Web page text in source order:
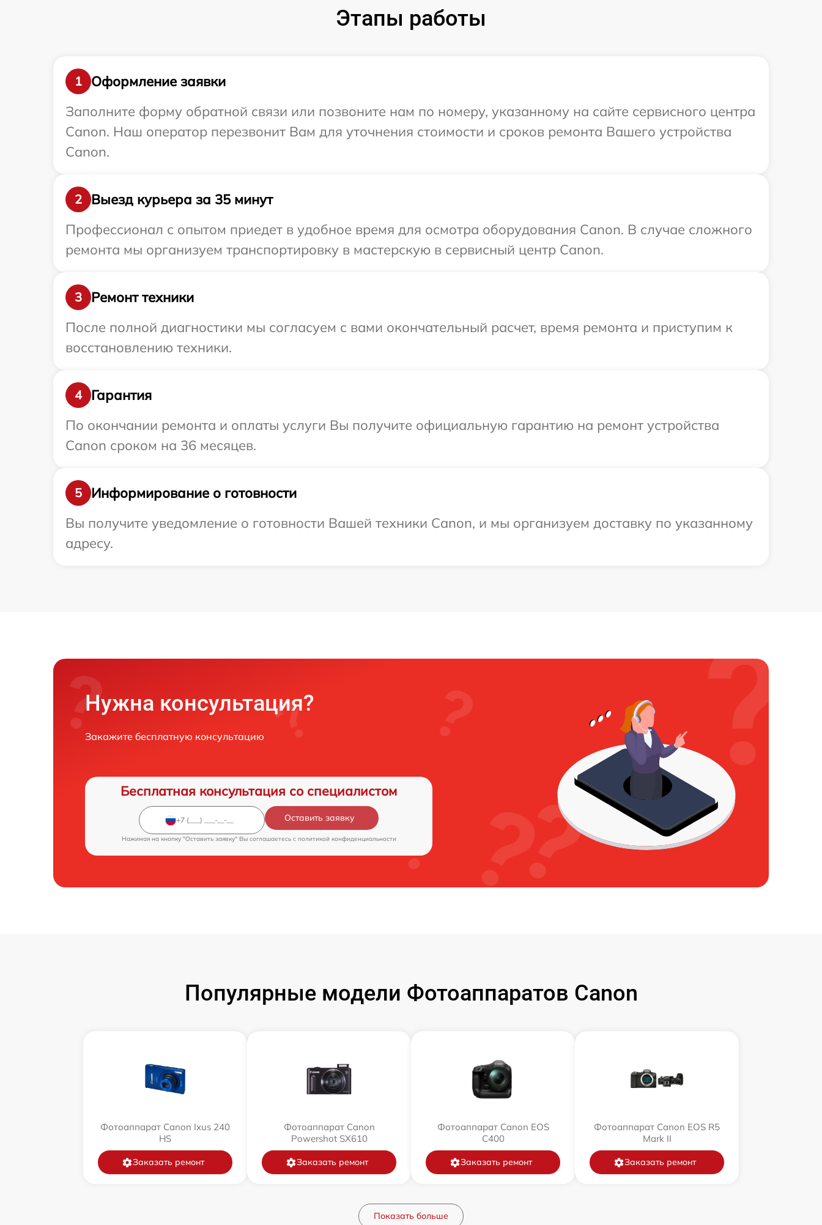
Этапы работы
1
Оформление заявки
Заполните форму обратной связи или позвоните нам по номеру, указанному на сайте сервисного центра
Canon. Наш оператор перезвонит Вам для уточнения стоимости и сроков ремонта Вашего устройства
Canon.
2
Выезд курьера за 35 минут
Профессионал с опытом приедет в удобное время для осмотра оборудования Canon. В случае сложного
ремонта мы организуем транспортировку в мастерскую в сервисный центр Canon.
3
Ремонт техники
После полной диагностики мы согласуем с вами окончательный расчет, время ремонта и приступим к
восстановлению техники.
4
Гарантия
По окончании ремонта и оплаты услуги Вы получите официальную гарантию на ремонт устройства
Canon сроком на 36 месяцев.
5
Информирование о готовности
Вы получите уведомление о готовности Вашей техники Canon, и мы организуем доставку по указанному
адресу.
Нужна консультация?
Закажите бесплатную консультацию
Бесплатная консультация со специалистом
Оставить заявку
Нажимая на кнопку "Оставить заявку" Вы соглашаетесь c политикой конфиденциальности
Популярные модели Фотоаппаратов Canon
Фотоаппарат Canon Ixus 240
HS
Заказать ремонт
Фотоаппарат Canon
Powershot SX610
Заказать ремонт
Фотоаппарат Canon EOS
C400
Заказать ремонт
Фотоаппарат Canon EOS R5
Mark II
Заказать ремонт
Показать больше